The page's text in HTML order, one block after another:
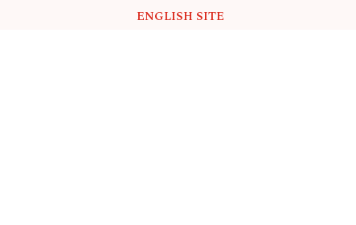
ENGLISH SITE